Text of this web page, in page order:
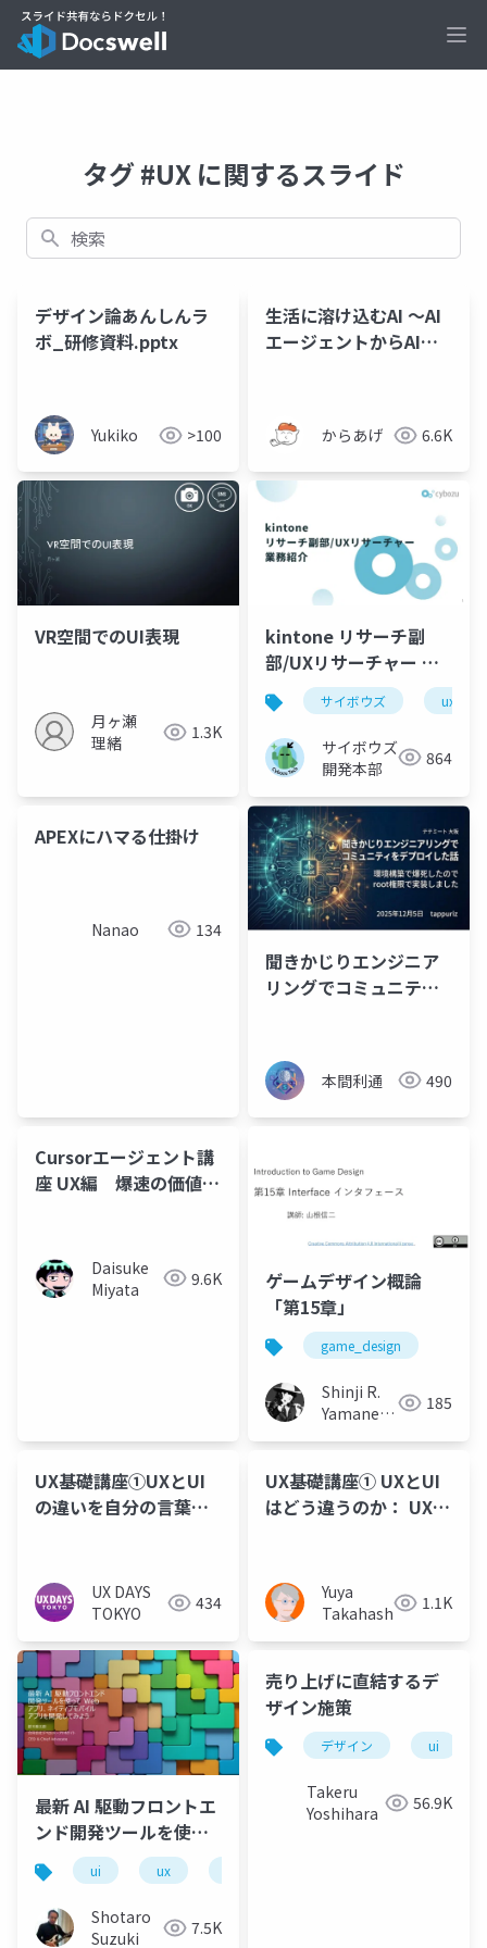
タグ #UX に関するスライド
検索
デザイン論あんしんラ
ボ_研修資料.pptx
Yukiko >100
生活に溶け込むAI 〜AI
エージェントからAIア
からあげ 6.6K
VR空間でのUI表現
月ヶ瀬
理緒
1.3K
kintone リサーチ副
部/UXリサーチャー 業
務紹介サイボウズ uxリサ
サイボウズ
開発本部
864
APEXにハマる仕掛け
Nanao 134
聞きかじりエンジニア
リングでコミュニティ
本間利通 490
Cursorエージェント講
座 UX編 爆速の価値体
Daisuke
Miyata
9.6K
ゲームデザイン概論
「第15章」
game_design
Shinji R.
Yamane
185
UX基礎講座①UXとUI
の違いを自分の言葉で
UX DAYS
TOKYO
434
UX基礎講座① UXとUI
はどう違うのか： UX
Yuya
Takahashi
1.1K
最新 AI 駆動フロントエ
ンド開発ツールを使っ
て Web アプリ、ネイテ
ィブモバイルアプリを
開発してみよう
ui ux
Shotaro
Suzuki
7.5K
売り上げに直結するデ
ザイン施策
デザイン ui
Takeru
Yoshihara
56.9K